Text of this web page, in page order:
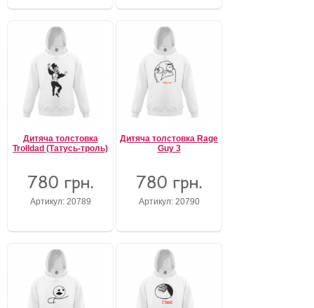
Дитяча толстовка
Trolldad (Татусь-троль)
780 грн.
Артикул: 20789
Дитяча толстовка Rage
Guy 3
780 грн.
Артикул: 20790